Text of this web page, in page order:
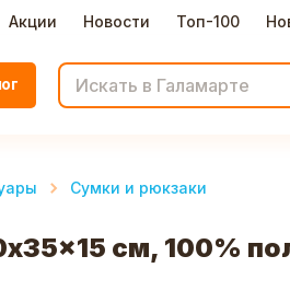
Акции Новости Топ-100
Сумки и рюкзаки
см, 100%